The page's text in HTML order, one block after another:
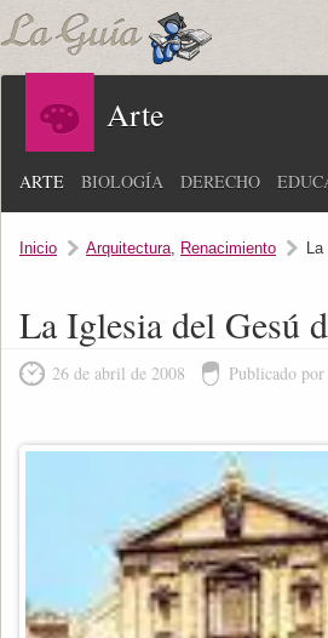
Arte
ARTE BIOLOGÍA DERECHO
Inicio Arquitectura, Renacimiento
La Iglesia del Gesú
26 de abril de 2008 Publicado por